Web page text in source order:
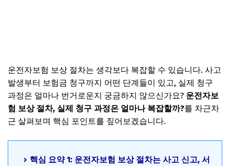
운전자보험 보상 절차는 생각보다 복잡할 수 있습니다. 사고
발생부터 보험금 청구까지 어떤 단계들이 있고, 실제 청구
과정은 얼마나 번거로운지 궁금하지 않으신가요? 운전자보
험 보상 절차, 실제 청구 과정은 얼마나 복잡할까?를 차근차
근 살펴보며 핵심 포인트를 짚어보겠습니다.
핵심 요약 1: 운전자보험 보상 절차는 사고 신고, 서